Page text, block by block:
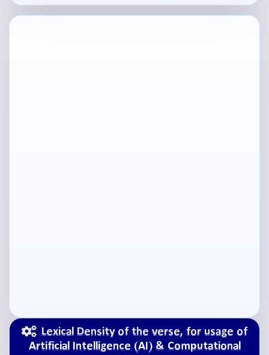
Lexical Density of the verse, for usage of
Artificial Intelligence (AI) & Computational